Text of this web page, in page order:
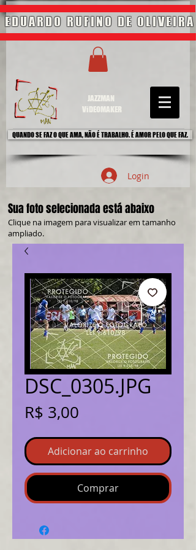
EDUARDO RUFINO DE OLIVEIRA
JAZZMAN
ViDEOMAKER
QUANDO SE FAZ O QUE AMA, NÃO É TRABALHO. É AMOR PELO QUE FAZ.
Login
Sua foto selecionada está abaixo
Clique na imagem para visualizar em tamanho
ampliado.
DSC_0305.JPG
R$ 3,00
Adicionar ao carrinho
Comprar